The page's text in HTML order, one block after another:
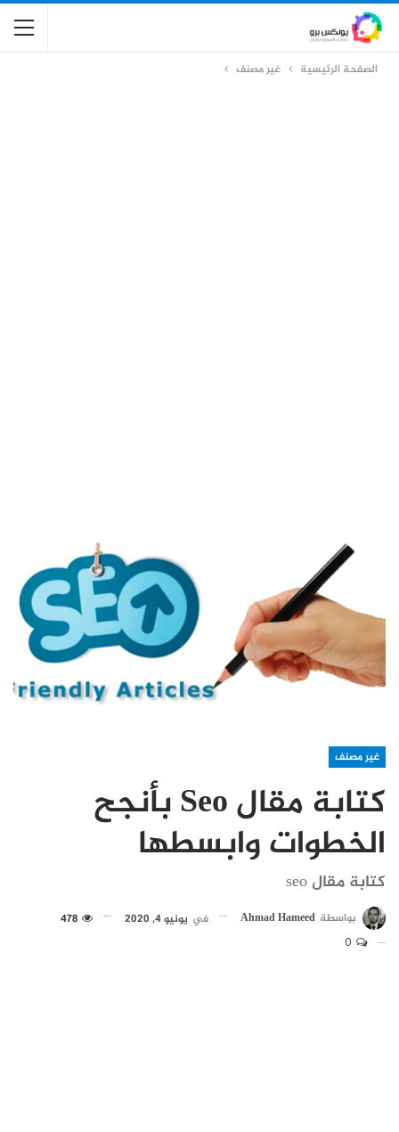
الصفحة الرئيسية غير مصنف
غير مصنف
كتابة مقال Seo بأنجح
الخطوات وابسطها
كتابة مقال seo
بواسطة Ahmad Hameed في يونيو 4, 2020